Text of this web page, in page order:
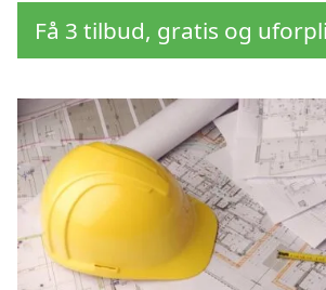
Få 3 tilbud, gratis og